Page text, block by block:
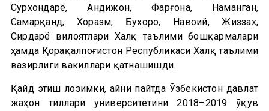
Сурхондарё, Андижон, Фарғона, Наманган,
Самарқанд, Хоразм, Бухоро, Навоий, Жиззах,
Сирдарё вилоятлари Халқ таълими бошқармалари
ҳамда Қорақалпоғистон Республикаси Халқ таълими
вазирлиги вакиллари қатнашишди.
Қайд этиш лозимки, айни пайтда Ўзбекистон давлат
жаҳон тиллари университетини 2018–2019 ўқув